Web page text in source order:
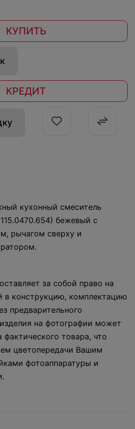
КУПИТЬ
КРЕДИТ
кухонный смеситель
бежевый с
рычагом сверху и
за собой право на
в конструкцию, комплектацию
предварительного
на фотографии может
фактического товара, что
цветопередачи Вашим
фотоаппаратуры и